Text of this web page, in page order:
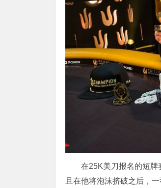
在25K美刀报名的短牌
且在他将泡沫挤破之后，